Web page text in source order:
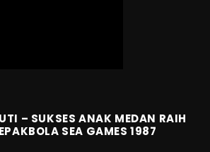
– SUKSES ANAK MEDAN RAIH
SEA GAMES 1987